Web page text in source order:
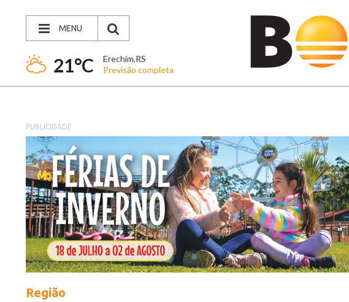
MENU
21°C
Erechim,RS
Previsão completa
PUBLICIDADE
Região